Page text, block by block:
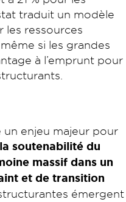
traduit un modèle
les ressources
si les grandes
à l’emprunt pour
enjeu majeur pour
soutenabilité du
massif dans un
et de transition
émergent